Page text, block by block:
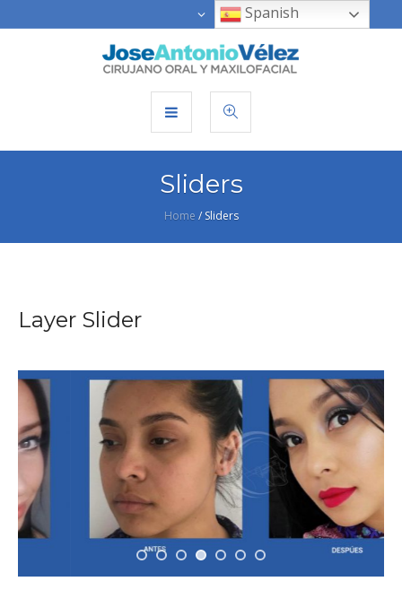
Sliders
Home / Sliders
Layer Slider
Spanish